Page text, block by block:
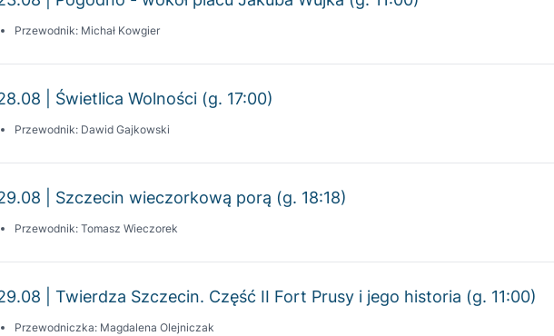
28.08 | Świetlica Wolności (g. 17:00)
Przewodnik: Dawid Gajkowski
29.08 | Szczecin wieczorkową porą (g. 18:18)
Przewodnik: Tomasz Wieczorek
29.08 | Twierdza Szczecin. Część II Fort Prusy i jego historia (g. 11:00)
Przewodniczka: Magdalena Olejniczak
30.08 | Droga do wolności - spacer w rocznicę Porozumień Sierpniowych